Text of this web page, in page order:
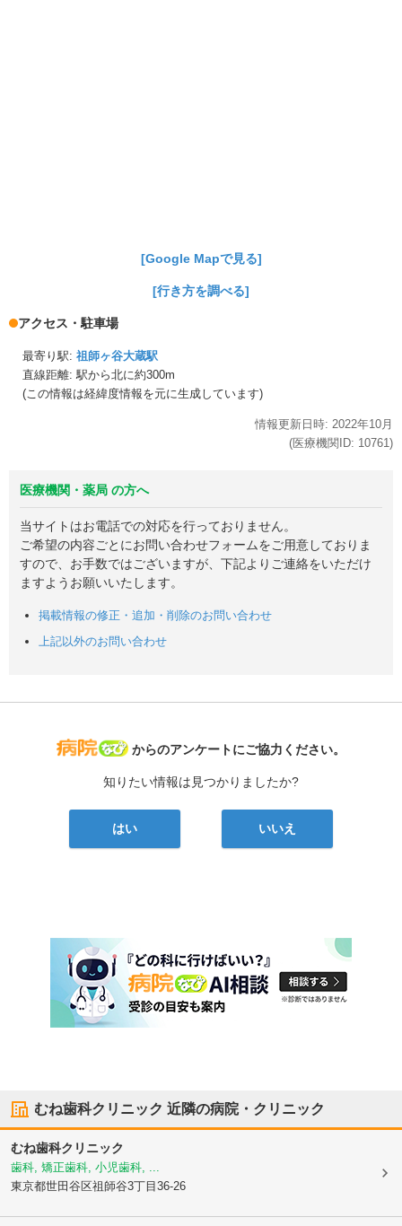
[Google Mapで見る]
[行き方を調べる]
アクセス・駐車場
最寄り駅: 祖師ヶ谷大蔵駅
直線距離: 駅から北に約300m
(この情報は経緯度情報を元に生成しています)
情報更新日時: 2022年10月
(医療機関ID: 10761)
医療機関・薬局 の方へ
当サイトはお電話での対応を行っておりません。
ご希望の内容ごとにお問い合わせフォームをご用意しておりま
すので、お手数ではございますが、下記よりご連絡をいただけ
ますようお願いいたします。
掲載情報の修正・追加・削除のお問い合わせ
上記以外のお問い合わせ
病院なび
からのアンケートにご協力ください。
知りたい情報は見つかりましたか?
はい いいえ
むね歯科クリニック 近隣の病院・クリニック
むね歯科クリニック
歯科, 矯正歯科, 小児歯科, ...
東京都世田谷区祖師谷3丁目36-26